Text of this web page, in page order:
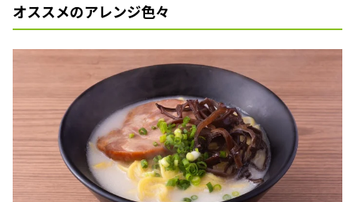
オススメのアレンジ色々